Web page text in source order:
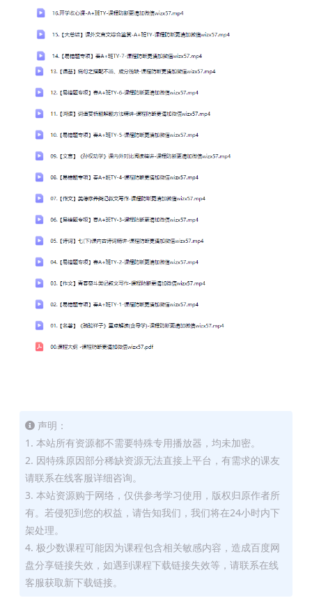
声明：
1. 本站所有资源都不需要特殊专用播放器，均未加密。
2. 因特殊原因部分稀缺资源无法直接上平台，有需求的课友
请联系在线客服详细咨询。
3. 本站资源购于网络，仅供参考学习使用，版权归原作者所
有。若侵犯到您的权益，请告知我们，我们将在24小时内下
架处理。
4. 极少数课程可能因为课程包含相关敏感内容，造成百度网
盘分享链接失效，如遇到课程下载链接失效等，请联系在线
客服获取新下载链接。